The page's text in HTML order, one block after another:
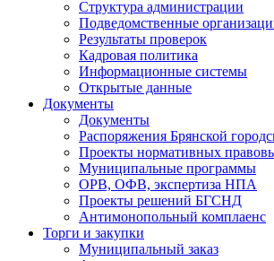
Структура администрации
Подведомственные
Результаты проверок
Кадровая политика
Информационные системы
Открытые данные
Документы
Документы
Распоряжения Брянской
Проекты нормативных
Муниципальные программы
ОРВ, ОФВ, экспертиза НПА
Проекты решений БГСНД
Антимонопольный комплаенс
Торги и закупки
Муниципальный заказ